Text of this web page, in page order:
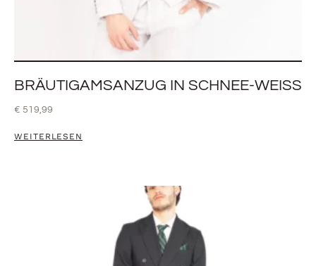
BRÄUTIGAMSANZUG IN SCHNEE-WEISS
€ 519,99
WEITERLESEN